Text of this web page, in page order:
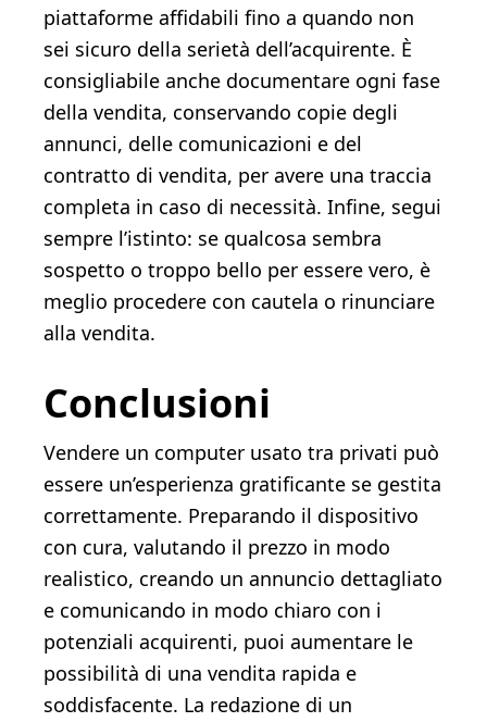
piattaforme affidabili fino a quando non
sei sicuro della serietà dell’acquirente. È
consigliabile anche documentare ogni fase
della vendita, conservando copie degli
annunci, delle comunicazioni e del
contratto di vendita, per avere una traccia
completa in caso di necessità. Infine, segui
sempre l’istinto: se qualcosa sembra
sospetto o troppo bello per essere vero, è
meglio procedere con cautela o rinunciare
alla vendita.
Conclusioni
Vendere un computer usato tra privati può
essere un’esperienza gratificante se gestita
correttamente. Preparando il dispositivo
con cura, valutando il prezzo in modo
realistico, creando un annuncio dettagliato
e comunicando in modo chiaro con i
potenziali acquirenti, puoi aumentare le
possibilità di una vendita rapida e
soddisfacente. La redazione di un